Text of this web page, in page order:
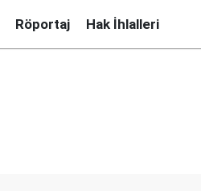
Röportaj Hak İhlalleri